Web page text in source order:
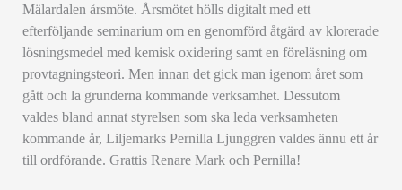
Mälardalen årsmöte. Årsmötet hölls digitalt med ett
efterföljande seminarium om en genomförd åtgärd av klorerade
lösningsmedel med kemisk oxidering samt en föreläsning om
provtagningsteori. Men innan det gick man igenom året som
gått och la grunderna kommande verksamhet. Dessutom
valdes bland annat styrelsen som ska leda verksamheten
kommande år, Liljemarks Pernilla Ljunggren valdes ännu ett år
till ordförande. Grattis Renare Mark och Pernilla!